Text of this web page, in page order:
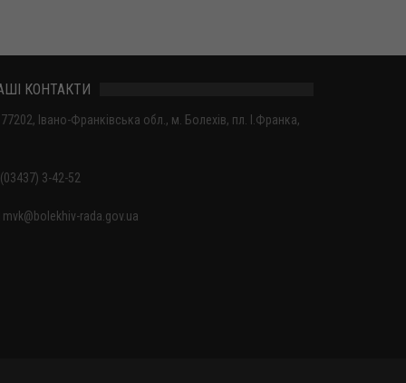
КОНТАКТИ
77202, Івано-Франківська обл., м. Болехів, пл. І.Франка,
(03437) 3-42-52
mvk@bolekhiv-rada.gov.ua